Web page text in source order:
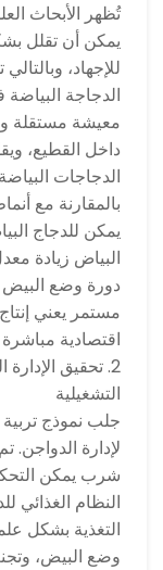
تُظهر الأبحاث
يمكن أن تقلل
للإجهاد،
الدجاجة
معيشة مستقلة
داخل القطيع،
الدجاجات
بالمقارنة مع
يمكن للدجاج
دورة وضع البيض
مستمر يعني
اقتصادية
2. تحقيق
التشغيلية
جلب نموذج
لإدارة
شرب يمكن
النظام الغذائي
التغذية بشكل
وضع البيض،